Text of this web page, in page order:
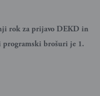
rok za prijavo DEKD in
brošuri je 1.